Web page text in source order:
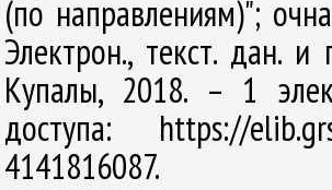
(по направлениям)";
Электрон., текст. дан.
Купалы, 2018. – 1
доступа: https://
4141816087.